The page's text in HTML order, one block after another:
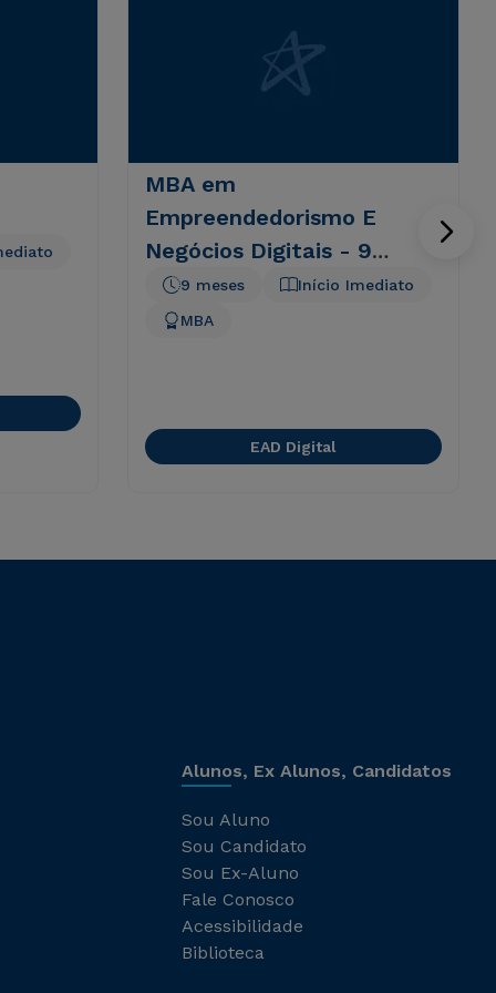
MBA em
Empreendedorismo E
Negócios Digitais - 9
meses
Início Imediato
9 meses
MBA
EAD Digital
Alunos, Ex Alunos, Candidatos
Sou Aluno
Sou Candidato
Sou Ex-Aluno
Fale Conosco
Acessibilidade
Biblioteca